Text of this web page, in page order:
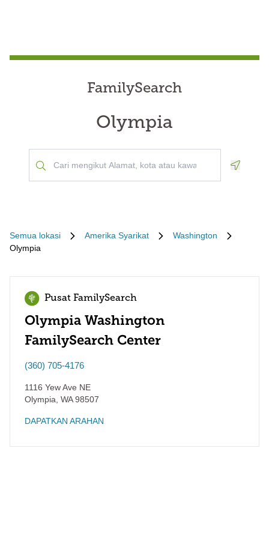
FamilySearch
Olympia
Semua lokasi Amerika Syarikat
Washington
Olympia
Pusat FamilySearch
Olympia Washington
FamilySearch Center
(360) 705-4176
1116 Yew Ave NE
Olympia WA98507
DAPATKAN ARAHAN